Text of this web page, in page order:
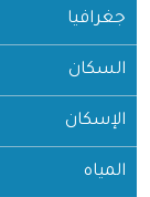
جغرافيا
السكان
الإسكان
المياه